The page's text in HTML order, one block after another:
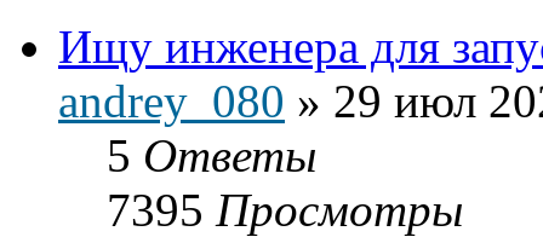
Ищу инженера для
andrey_080 » 29 июл
5 Ответы
7395 Просмотры